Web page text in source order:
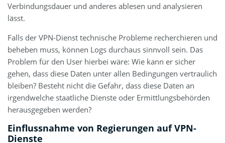
Verbindungsdauer und anderes ablesen und analysieren
lässt.
Falls der VPN-Dienst technische Probleme recherchieren und
beheben muss, können Logs durchaus sinnvoll sein. Das
Problem für den User hierbei wäre: Wie kann er sicher
gehen, dass diese Daten unter allen Bedingungen vertraulich
bleiben? Besteht nicht die Gefahr, dass diese Daten an
irgendwelche staatliche Dienste oder Ermittlungsbehörden
herausgegeben werden?
Einflussnahme von Regierungen auf VPN-
Dienste